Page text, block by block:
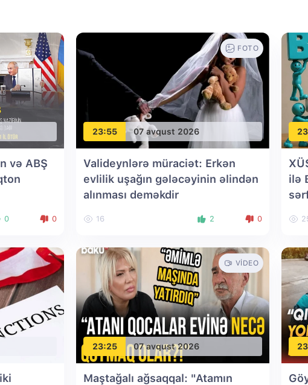
və ABŞ
0 0
23:55 07 avqust 2026
FOTO
Valideynlərə müraciət: Erkən
evlilik uşağın gələcəyinin əlindən
alınması deməkdir
16 2 0
ilə
23:25 07 avqust 2026
VIDEO
Maştağalı ağsaqqal: "Atamın